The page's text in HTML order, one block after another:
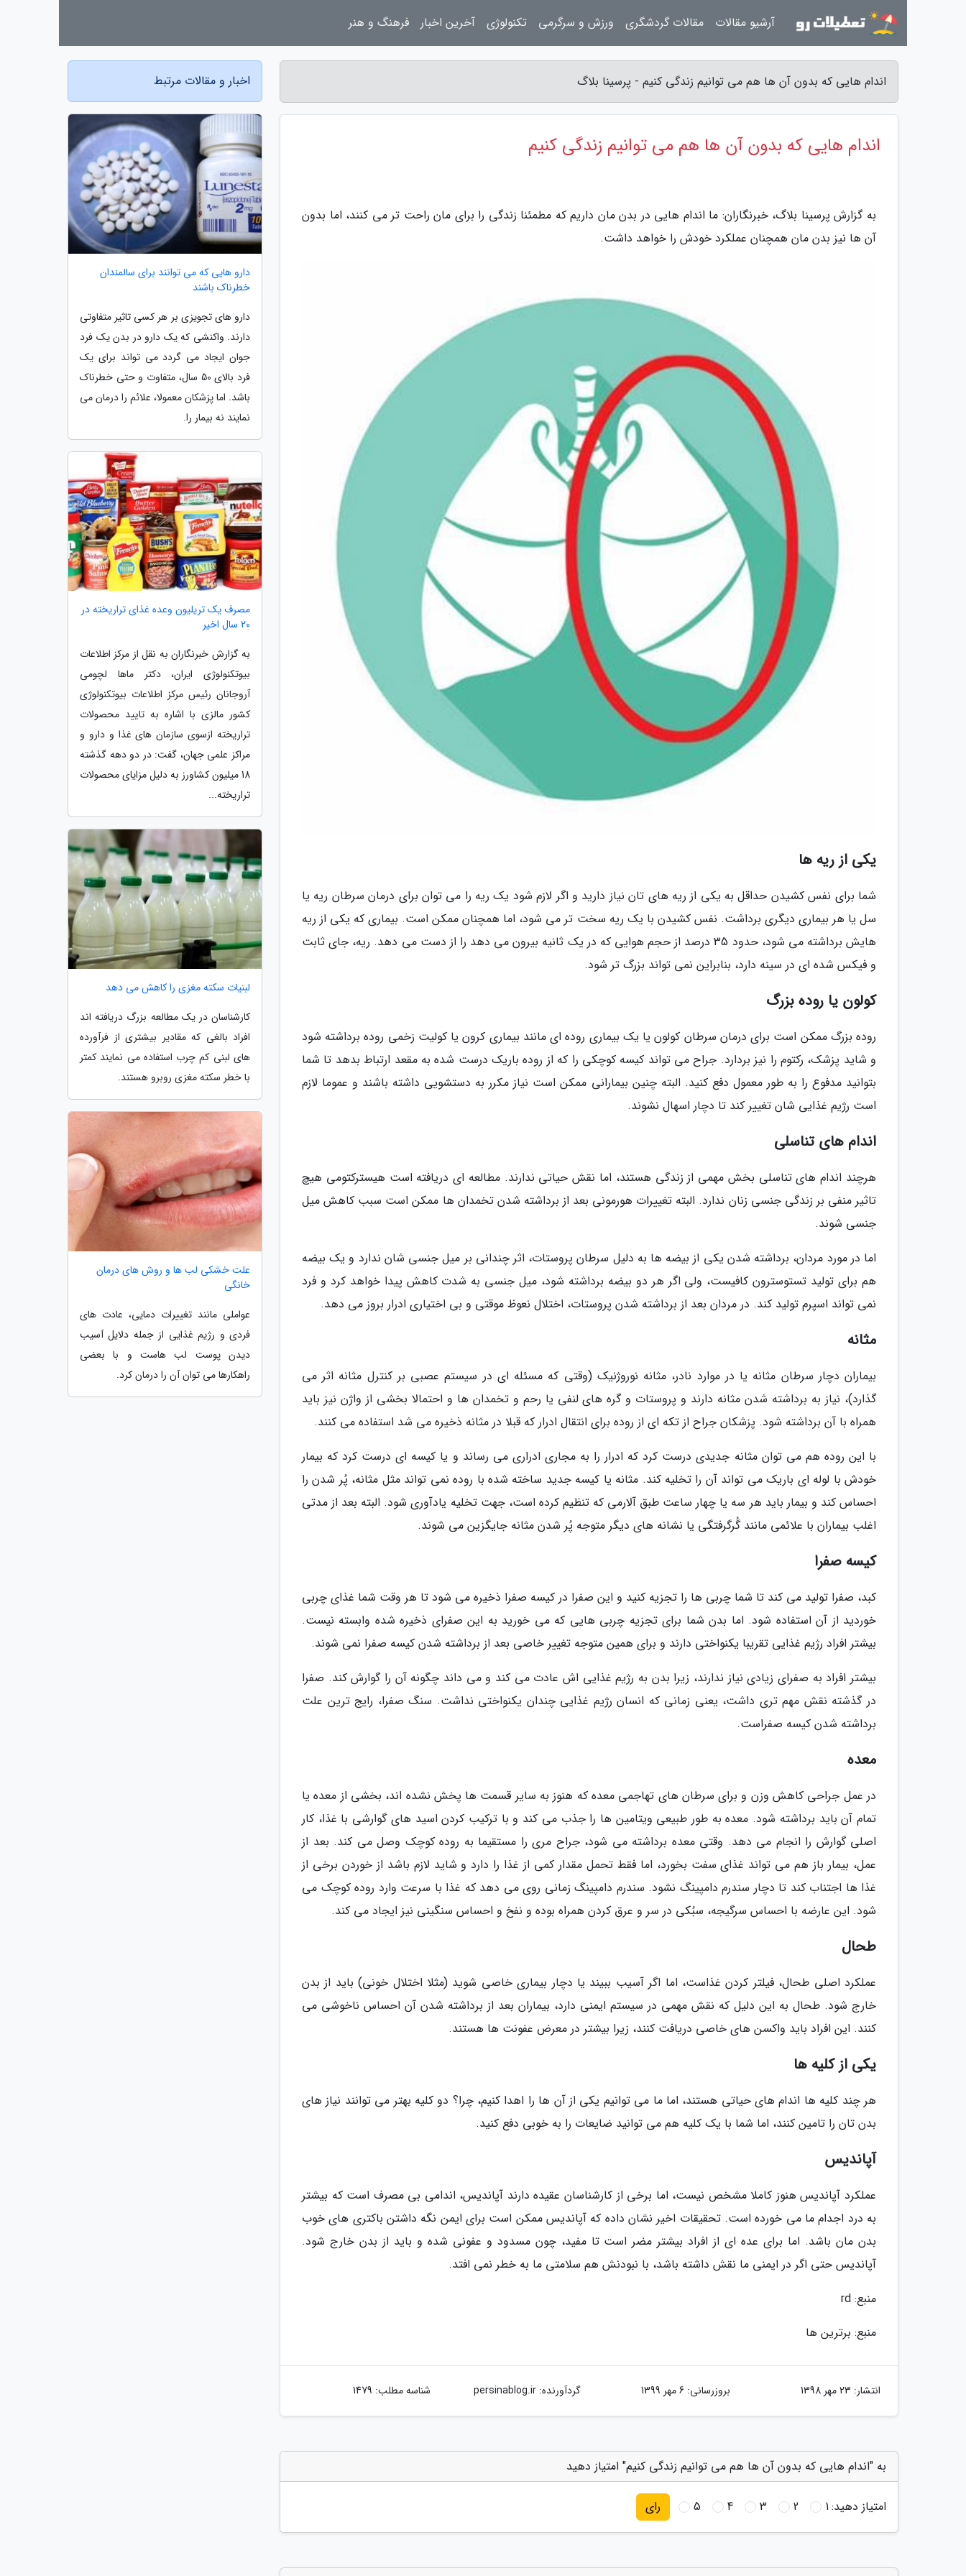
اندام هایی که بدون آن ها هم می توانیم زندگی کنیم - پرسینا بلاگ
اندام هایی که بدون آن ها هم می توانیم زندگی کنیم
به گزارش پرسینا بلاگ، خبرنگاران: ما اندام هایی در بدن مان داریم که مطمئنا زندگی را برای مان راحت تر می کنند، اما بدون
آن ها نیز بدن مان همچنان عملکرد خودش را خواهد داشت.
یکی از ریه ها
شما برای نفس کشیدن حداقل به یکی از ریه های تان نیاز دارید و اگر لازم شود یک ریه را می توان برای درمان سرطان ریه یا
سل یا هر بیماری دیگری برداشت. نفس کشیدن با یک ریه سخت تر می شود، اما همچنان ممکن است. بیماری که یکی از ریه
هایش برداشته می شود، حدود 35 درصد از حجم هوایی که در یک ثانیه بیرون می دهد را از دست می دهد. ریه، جای ثابت
و فیکس شده ای در سینه دارد، بنابراین نمی تواند بزرگ تر شود.
کولون یا روده بزرگ
روده بزرگ ممکن است برای درمان سرطان کولون یا یک بیماری روده ای مانند بیماری کرون یا کولیت زخمی روده برداشته شود
و شاید پزشک، رکتوم را نیز بردارد. جراح می تواند کیسه کوچکی را که از روده باریک درست شده به مقعد ارتباط بدهد تا شما
بتوانید مدفوع را به طور معمول دفع کنید. البته چنین بیمارانی ممکن است نیاز مکرر به دستشویی داشته باشند و عموما لازم
است رژیم غذایی شان تغییر کند تا دچار اسهال نشوند.
اندام های تناسلی
هرچند اندام های تناسلی بخش مهمی از زندگی هستند، اما نقش حیاتی ندارند. مطالعه ای دریافته است هیسترکتومی هیچ
تاثیر منفی بر زندگی جنسی زنان ندارد. البته تغییرات هورمونی بعد از برداشته شدن تخمدان ها ممکن است سبب کاهش میل
جنسی شوند.
اما در مورد مردان، برداشته شدن یکی از بیضه ها به دلیل سرطان پروستات، اثر چندانی بر میل جنسی شان ندارد و یک بیضه
هم برای تولید تستوسترون کافیست، ولی اگر هر دو بیضه برداشته شود، میل جنسی به شدت کاهش پیدا خواهد کرد و فرد
نمی تواند اسپرم تولید کند. در مردان بعد از برداشته شدن پروستات، اختلال نعوظ موقتی و بی اختیاری ادرار بروز می دهد.
مثانه
بیماران دچار سرطان مثانه یا در موارد نادر، مثانه نوروژنیک (وقتی که مسئله ای در سیستم عصبی بر کنترل مثانه اثر می
گذارد)، نیاز به برداشته شدن مثانه دارند و پروستات و گره های لنفی یا رحم و تخمدان ها و احتمالا بخشی از واژن نیز باید
همراه با آن برداشته شود. پزشکان جراح از تکه ای از روده برای انتقال ادرار که قبلا در مثانه ذخیره می شد استفاده می کنند.
با این روده هم می توان مثانه جدیدی درست کرد که ادرار را به مجاری ادراری می رساند و یا کیسه ای درست کرد که بیمار
خودش با لوله ای باریک می تواند آن را تخلیه کند. مثانه یا کیسه جدید ساخته شده با روده نمی تواند مثل مثانه، پُر شدن را
احساس کند و بیمار باید هر سه یا چهار ساعت طبق آلارمی که تنظیم کرده است، جهت تخلیه یادآوری شود. البته بعد از مدتی
اغلب بیماران با علائمی مانند گُرگرفتگی یا نشانه های دیگر متوجه پُر شدن مثانه جایگزین می شوند.
کیسه صفرا
کبد، صفرا تولید می کند تا شما چربی ها را تجزیه کنید و این صفرا در کیسه صفرا ذخیره می شود تا هر وقت شما غذای چربی
خوردید از آن استفاده شود. اما بدن شما برای تجزیه چربی هایی که می خورید به این صفرای ذخیره شده وابسته نیست.
بیشتر افراد رژیم غذایی تقریبا یکنواختی دارند و برای همین متوجه تغییر خاصی بعد از برداشته شدن کیسه صفرا نمی شوند.
بیشتر افراد به صفرای زیادی نیاز ندارند، زیرا بدن به رژیم غذایی اش عادت می کند و می داند چگونه آن را گوارش کند. صفرا
در گذشته نقش مهم تری داشت، یعنی زمانی که انسان رژیم غذایی چندان یکنواختی نداشت. سنگ صفرا، رایج ترین علت
برداشته شدن کیسه صفراست.
معده
در عمل جراحی کاهش وزن و برای سرطان های تهاجمی معده که هنوز به سایر قسمت ها پخش نشده اند، بخشی از معده یا
تمام آن باید برداشته شود. معده به طور طبیعی ویتامین ها را جذب می کند و با ترکیب کردن اسید های گوارشی با غذا، کار
اصلی گوارش را انجام می دهد. وقتی معده برداشته می شود، جراح مری را مستقیما به روده کوچک وصل می کند. بعد از
عمل، بیمار باز هم می تواند غذای سفت بخورد، اما فقط تحمل مقدار کمی از غذا را دارد و شاید لازم باشد از خوردن برخی از
غذا ها اجتناب کند تا دچار سندرم دامپینگ نشود. سندرم دامپینگ زمانی روی می دهد که غذا با سرعت وارد روده کوچک می
شود. این عارضه با احساس سرگیجه، سبُکی در سر و عرق کردن همراه بوده و نفخ و احساس سنگینی نیز ایجاد می کند.
طحال
عملکرد اصلی طحال، فیلتر کردن غذاست، اما اگر آسیب ببیند یا دچار بیماری خاصی شوید (مثلا اختلال خونی) باید از بدن
خارج شود. طحال به این دلیل که نقش مهمی در سیستم ایمنی دارد، بیماران بعد از برداشته شدن آن احساس ناخوشی می
کنند. این افراد باید واکسن های خاصی دریافت کنند، زیرا بیشتر در معرض عفونت ها هستند.
یکی از کلیه ها
هر چند کلیه ها اندام های حیاتی هستند، اما ما می توانیم یکی از آن ها را اهدا کنیم، چرا؟ دو کلیه بهتر می توانند نیاز های
بدن تان را تامین کنند، اما شما با یک کلیه هم می توانید ضایعات را به خوبی دفع کنید.
آپاندیس
عملکرد آپاندیس هنوز کاملا مشخص نیست، اما برخی از کارشناسان عقیده دارند آپاندیس، اندامی بی مصرف است که بیشتر
به درد اجدام ما می خورده است. تحقیقات اخیر نشان داده که آپاندیس ممکن است برای ایمن نگه داشتن باکتری های خوب
بدن مان باشد. اما برای عده ای از افراد بیشتر مضر است تا مفید، چون مسدود و عفونی شده و باید از بدن خارج شود.
آپاندیس حتی اگر در ایمنی ما نقش داشته باشد، با نبودنش هم سلامتی ما به خطر نمی افتد.
منبع: rd
منبع: برترین ها
انتشار: 23 مهر 1398 بروزرسانی: 6 مهر 1399 گردآورنده:persinablog.ir شناسه مطلب: 1479
به "اندام هایی که بدون آن ها هم می توانیم زندگی کنیم" امتیاز دهید
امتیاز دهید:1
2
3
4
5 رای
اخبار و مقالات مرتبط
دارو هایی که می توانند برای سالمندان
خطرناک باشند
دارو های تجویزی بر هر کسی تاثیر متفاوتی
دارند. واکنشی که یک دارو در بدن یک فرد
جوان ایجاد می گردد می تواند برای یک
فرد بالای 50 سال، متفاوت و حتی خطرناک
باشد. اما پزشکان معمولا، علائم را درمان می
نمایند نه بیمار را.
مصرف یک تریلیون وعده غذای تراریخته در
20 سال اخیر
به گزارش خبرنگاران به نقل از مرکز اطلاعات
بیوتکنولوژی ایران، دکتر ماها لچومی
آروجانان رئیس مرکز اطلاعات بیوتکنولوژی
کشور مالزی با اشاره به تایید محصولات
تراریخته ازسوی سازمان های غذا و دارو و
مراکز علمی جهان، گفت: در دو دهه گذشته
18 میلیون کشاورز به دلیل مزایای محصولات
تراریخته...
لبنیات سکته مغزی را کاهش می دهد
کارشناسان در یک مطالعه بزرگ دریافته اند
افراد بالغی که مقادیر بیشتری از فرآورده
های لبنی کم چرب استفاده می نمایند کمتر
با خطر سکته مغزی روبرو هستند.
علت خشکی لب ها و روش های درمان
خانگی
عواملی مانند تغییرات دمایی، عادت های
فردی و رژیم غذایی از جمله دلایل آسیب
دیدن پوست لب هاست و با بعضی
راهکارها می توان آن را درمان کرد.
آرشیو مقالات مقالات گردشگری ورزش و سرگرمی تکنولوژی آخرین اخبار فرهنگ و هنر